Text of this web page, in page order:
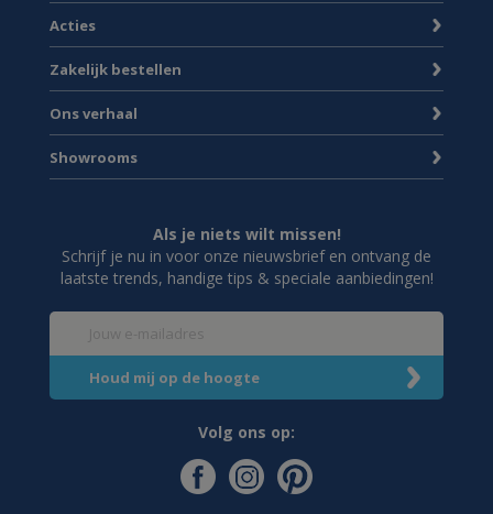
Acties
Zakelijk bestellen
Ons verhaal
Showrooms
Als je niets wilt missen!
Schrijf je nu in voor onze nieuwsbrief en ontvang de
laatste trends, handige tips & speciale aanbiedingen!
Volg ons op: